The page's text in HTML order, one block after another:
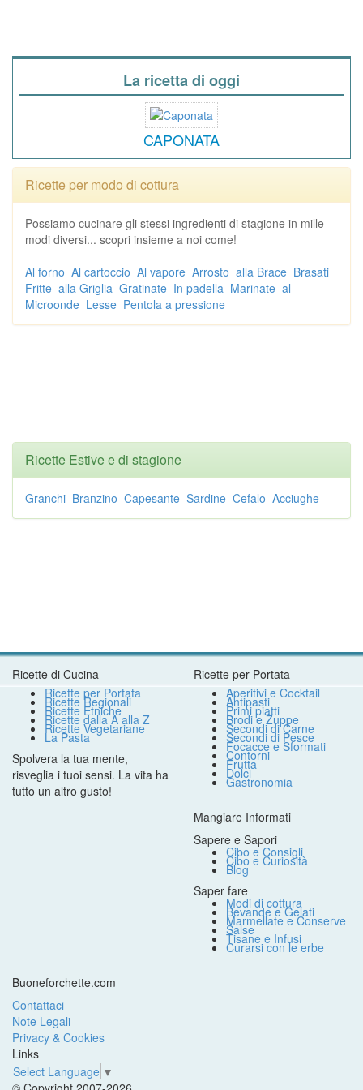
La ricetta di oggi
CAPONATA
Ricette per modo di cottura
Possiamo cucinare gli stessi ingredienti di stagione in mille
modi diversi... scopri insieme a noi come!
Al forno Al cartoccio Al vapore Arrosto alla Brace Brasati
Fritte alla Griglia Gratinate In padella Marinate al
Microonde Lesse Pentola a pressione
Ricette Estive e di stagione
Granchi Branzino Capesante Sardine Cefalo Acciughe
Ricette di Cucina
Ricette per Portata
Ricette Regionali
Ricette Etniche
Ricette dalla A alla Z
Ricette Vegetariane
La Pasta
Spolvera la tua mente,
risveglia i tuoi sensi. La vita ha
tutto un altro gusto!
Ricette per Portata
Aperitivi e Cocktail
Antipasti
Primi piatti
Brodi e Zuppe
Secondi di Carne
Secondi di Pesce
Focacce e Sformati
Contorni
Frutta
Dolci
Gastronomia
Mangiare Informati
Sapere e Sapori
Cibo e Consigli
Cibo e Curiosità
Blog
Saper fare
Modi di cottura
Bevande e Gelati
Marmellate e Conserve
Salse
Tisane e Infusi
Curarsi con le erbe
Buoneforchette.com
Contattaci
Note Legali
Privacy & Cookies
Links
Select Language ▼